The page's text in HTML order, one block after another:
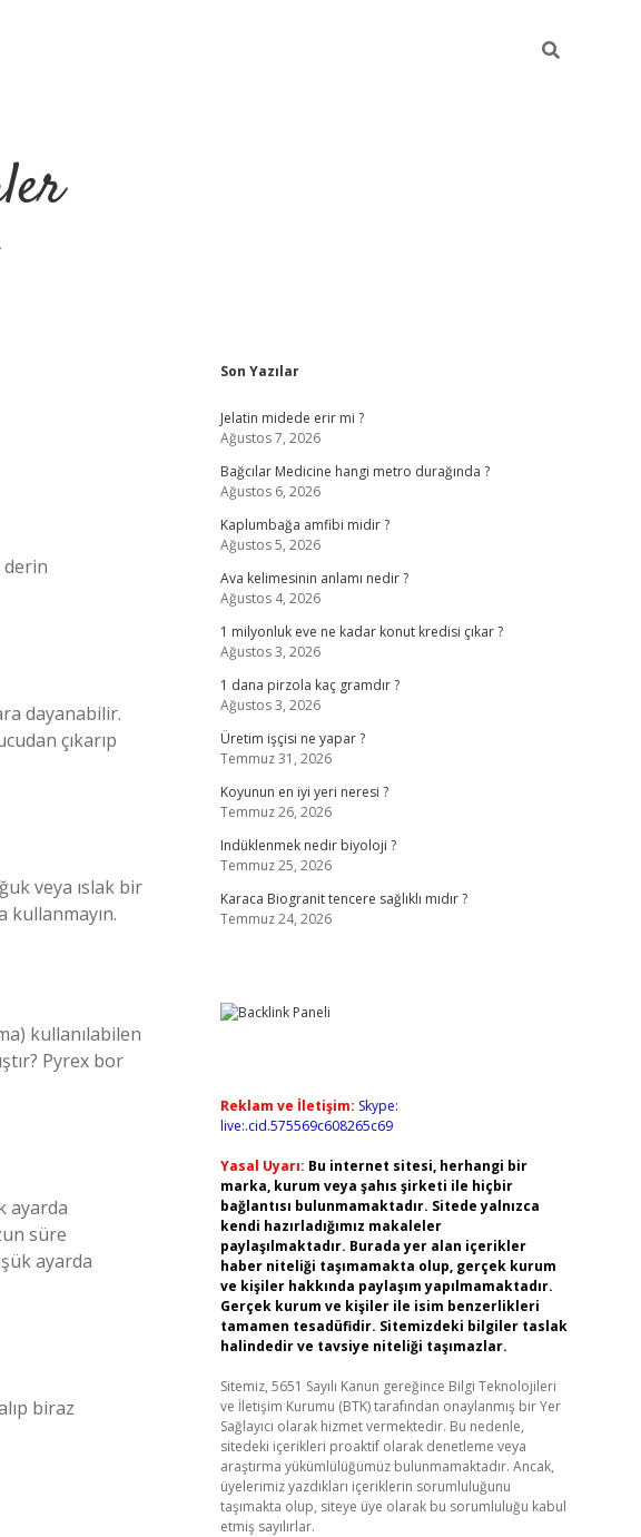
derin
dayanabilir.
çıkarıp
veya ıslak bir
kullanmayın.
kullanılabilen
Pyrex bor
ayarda
süre
ayarda
biraz
Sidebar
Son Yazılar
Jelatin midede erir mi ?
Ağustos 7, 2026
Bağcılar Medicine hangi metro durağında ?
Ağustos 6, 2026
Kaplumbağa amfibi midir ?
Ağustos 5, 2026
Ava kelimesinin anlamı nedir ?
Ağustos 4, 2026
1 milyonluk eve ne kadar konut kredisi çıkar ?
Ağustos 3, 2026
1 dana pirzola kaç gramdır ?
Ağustos 3, 2026
Üretim işçisi ne yapar ?
Temmuz 31, 2026
Koyunun en iyi yeri neresi ?
Temmuz 26, 2026
Indüklenmek nedir biyoloji ?
Temmuz 25, 2026
Karaca Biogranit tencere sağlıklı mıdır ?
Temmuz 24, 2026
Reklam ve İletişim: Skype:
live:.cid.575569c608265c69
Yasal Uyarı: Bu internet sitesi, herhangi bir
marka, kurum veya şahıs şirketi ile hiçbir
bağlantısı bulunmamaktadır. Sitede yalnızca
kendi hazırladığımız makaleler
paylaşılmaktadır. Burada yer alan içerikler
haber niteliği taşımamakta olup, gerçek kurum
ve kişiler hakkında paylaşım yapılmamaktadır.
Gerçek kurum ve kişiler ile isim benzerlikleri
tamamen tesadüfidir. Sitemizdeki bilgiler taslak
halindedir ve tavsiye niteliği taşımazlar.
Sitemiz, 5651 Sayılı Kanun gereğince Bilgi Teknolojileri
ve İletişim Kurumu (BTK) tarafından onaylanmış bir Yer
Sağlayıcı olarak hizmet vermektedir. Bu nedenle,
sitedeki içerikleri proaktif olarak denetleme veya
araştırma yükümlülüğümüz bulunmamaktadır. Ancak,
üyelerimiz yazdıkları içeriklerin sorumluluğunu
taşımakta olup, siteye üye olarak bu sorumluluğu kabul
etmiş sayılırlar.